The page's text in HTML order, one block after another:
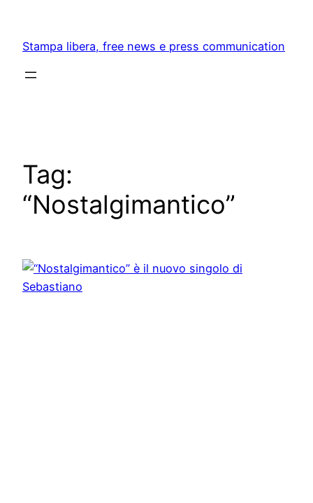
content
Stampa libera, free news e press communication
Tag:
“Nostalgimantico”